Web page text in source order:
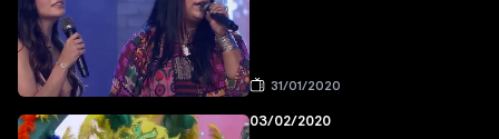
31/01/2020
03/02/2020